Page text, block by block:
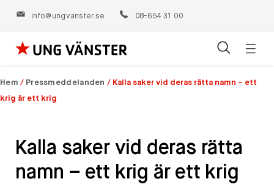
info@ungvanster.se 08-654 31 00
Hoppa
till
innehåll
Hem / Pressmeddelanden / Kalla saker vid deras rätta namn – ett
krig är ett krig
Kalla saker vid deras rätta
namn – ett krig är ett krig